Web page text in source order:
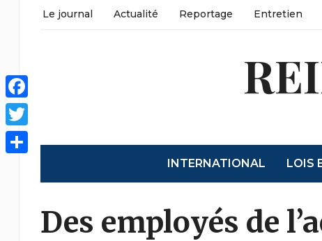
Le journal Actualité Reportage Entretien
INTERNATIONAL LOIS
Des employés de
Facebook
Twitter